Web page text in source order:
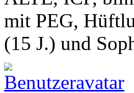
mit PEG,
(15 J.) und